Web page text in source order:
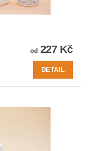
od 227 Kč
DETAIL